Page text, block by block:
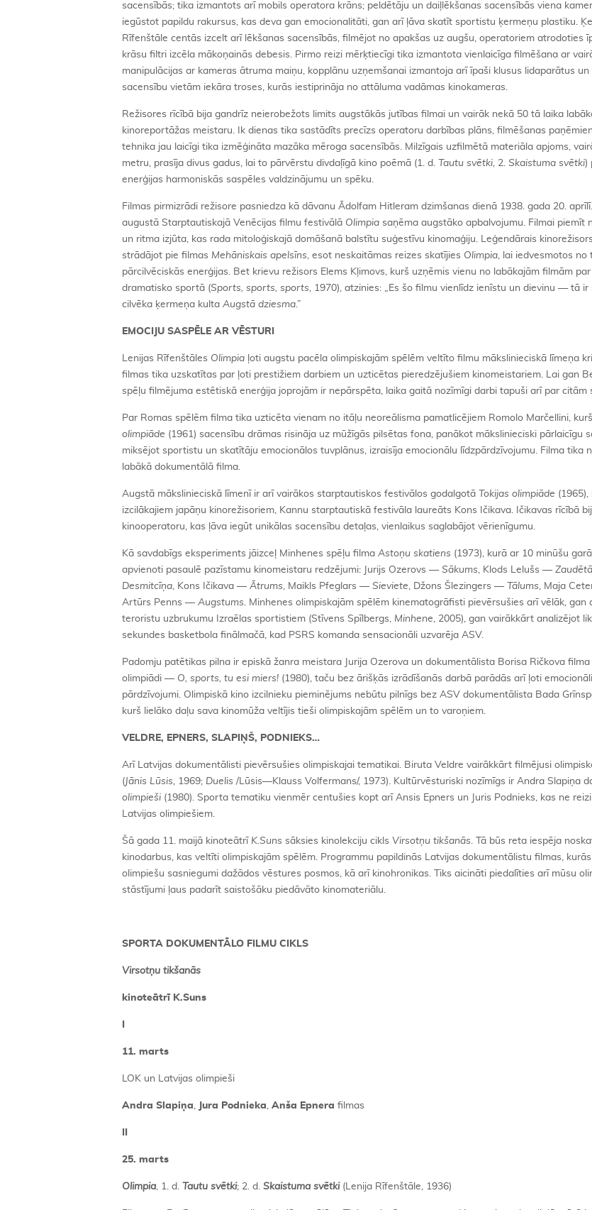
sacensībās; tika izmantots arī mobils operatora krāns; peldētāju un daiļlēkšanas sacensībās viena
iegūstot papildu rakursus, kas deva gan emocionalitāti, gan arī ļāva skatīt sportistu ķermeņu plastiku.
Rīfenštāle centās izcelt arī lēkšanas sacensībās, filmējot no apakšas uz augšu, operatoriem atrodoties
krāsu filtri izcēla mākoņainās debesis. Pirmo reizi mērķtiecīgi tika izmantota vienlaicīga filmēšana ar
manipulācijas ar kameras ātruma maiņu, kopplānu uzņemšanai izmantoja arī īpaši klusus lidaparātus un
sacensību vietām iekāra troses, kurās iestiprināja no attāluma vadāmas kinokameras.
Režisores rīcībā bija gandrīz neierobežots limits augstākās jutības filmai un vairāk nekā 50 tā laika
kinoreportāžas meistaru. Ik dienas tika sastādīts precīzs operatoru darbības plāns, filmēšanas
tehnika jau laicīgi tika izmēģināta mazāka mēroga sacensībās. Milzīgais uzfilmētā materiāla apjoms,
metru, prasīja divus gadus, lai to pārvērstu divdaļīgā kino poēmā (1. d. Tautu svētki, 2. Skaistuma svētki)
enerģijas harmoniskās saspēles valdzinājumu un spēku.
Filmas pirmizrādi režisore pasniedza kā dāvanu Ādolfam Hitleram dzimšanas dienā 1938. gada 20.
augustā Starptautiskajā Venēcijas filmu festivālā Olimpia saņēma augstāko apbalvojumu. Filmai piemīt
un ritma izjūta, kas rada mitoloģiskajā domāšanā balstītu suģestīvu kinomaģiju. Leģendārais
strādājot pie filmas Mehāniskais apelsīns, esot neskaitāmas reizes skatījies Olimpia, lai iedvesmotos no
pārcilvēciskās enerģijas. Bet krievu režisors Elems Kļimovs, kurš uzņēmis vienu no labākajām filmām
dramatisko sportā (Sports, sports, sports, 1970), atzinies: „Es šo filmu vienlīdz ienīstu un dievinu — tā ir
cilvēka ķermeņa kulta Augstā dziesma.”
EMOCIJU SASPĒLE AR VĒSTURI
Lenijas Rīfenštāles Olimpia ļoti augstu pacēla olimpiskajām spēlēm veltīto filmu mākslinieciskā līmeņa
filmas tika uzskatītas par ļoti prestižiem darbiem un uzticētas pieredzējušiem kinomeistariem. Lai gan
spēļu filmējuma estētiskā enerģija joprojām ir nepārspēta, laika gaitā nozīmīgi darbi tapuši arī par citām
Par Romas spēlēm filma tika uzticēta vienam no itāļu neoreālisma pamatlicējiem Romolo Marčellini,
olimpiāde (1961) sacensību drāmas risināja uz mūžīgās pilsētas fona, panākot mākslinieciski pārlaicīgu
miksējot sportistu un skatītāju emocionālos tuvplānus, izraisīja emocionālu līdzpārdzīvojumu. Filma tika
labākā dokumentālā filma.
Augstā mākslinieciskā līmenī ir arī vairākos starptautiskos festivālos godalgotā Tokijas olimpiāde
izcilākajiem japāņu kinorežisoriem, Kannu starptautiskā festivāla laureāts Kons Ičikava. Ičikavas rīcībā
kinooperatoru, kas ļāva iegūt unikālas sacensību detaļas, vienlaikus saglabājot vērienīgumu.
Kā savdabīgs eksperiments jāizceļ Minhenes spēļu filma Astoņu skatiens (1973), kurā ar 10 minūšu
apvienoti pasaulē pazīstamu kinomeistaru redzējumi: Jurijs Ozerovs — Sākums, Klods Lelušs —
Desmitcīņa, Kons Ičikava — Ātrums, Maikls Pfeglars — Sieviete, Džons Šlezingers — Tālums, Maja
Artūrs Penns — Augstums. Minhenes olimpiskajām spēlēm kinematogrāfisti pievērsušies arī vēlāk, gan
teroristu uzbrukumu Izraēlas sportistiem (Stīvens Spīlbergs, Minhene, 2005), gan vairākkārt analizējot
sekundes basketbola finālmačā, kad PSRS komanda sensacionāli uzvarēja ASV.
Padomju patētikas pilna ir episkā žanra meistara Jurija Ozerova un dokumentālista Borisa Ričkova
olimpiādi — O, sports, tu esi miers! (1980), taču bez ārišķās izrādīšanās darbā parādās arī ļoti
pārdzīvojumi. Olimpiskā kino izcilnieku pieminējums nebūtu pilnīgs bez ASV dokumentālista Bada
kurš lielāko daļu sava kinomūža veltījis tieši olimpiskajām spēlēm un to varoņiem.
VELDRE, EPNERS, SLAPIŅŠ, PODNIEKS…
Arī Latvijas dokumentālisti pievērsušies olimpiskajai tematikai. Biruta Veldre vairākkārt filmējusi
(Jānis Lūsis, 1969; Duelis /Lūsis—Klauss Volfermans/, 1973). Kultūrvēsturiski nozīmīgs ir Andra Slapiņa
olimpieši (1980). Sporta tematiku vienmēr centušies kopt arī Ansis Epners un Juris Podnieks, kas ne
Latvijas olimpiešiem.
Šā gada 11. maijā kinoteātrī K.Suns sāksies kinolekciju cikls Virsotņu tikšanās. Tā būs reta iespēja
kinodarbus, kas veltīti olimpiskajām spēlēm. Programmu papildinās Latvijas dokumentālistu filmas,
olimpiešu sasniegumi dažādos vēstures posmos, kā arī kinohronikas. Tiks aicināti piedalīties arī mūsu
stāstījumi ļaus padarīt saistošāku piedāvāto kinomateriālu.
SPORTA DOKUMENTĀLO FILMU CIKLS
Virsotņu tikšanās
kinoteātrī K.Suns
11. marts
LOK un Latvijas olimpieši
Andra Slapiņa, Jura Podnieka, Anša Epnera filmas
25. marts
Olimpia, 1. d. Tautu svētki; 2. d. Skaistuma svētki (Lenija Rīfenštāle, 1936)